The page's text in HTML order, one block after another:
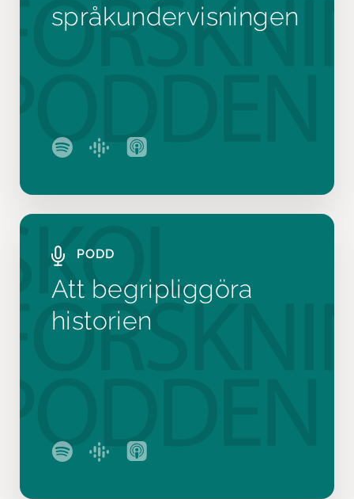
språkundervisningen
PODD
Att begripliggöra
historien